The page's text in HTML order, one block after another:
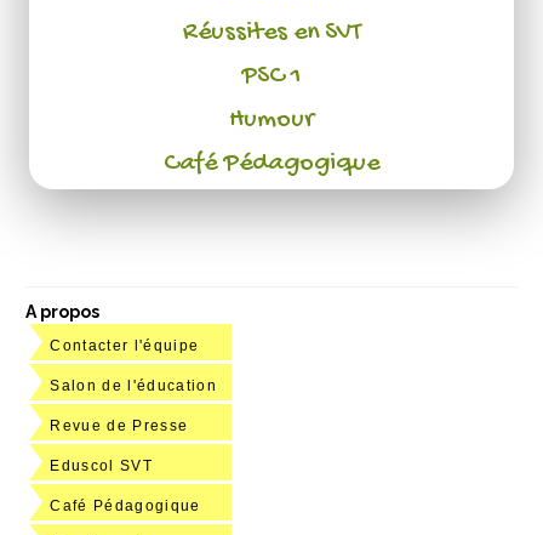
Réussites en SVT
PSC 1
Humour
Café Pédagogique
A propos
Contacter l'équipe
Salon de l'éducation
Revue de Presse
Eduscol SVT
Café Pédagogique